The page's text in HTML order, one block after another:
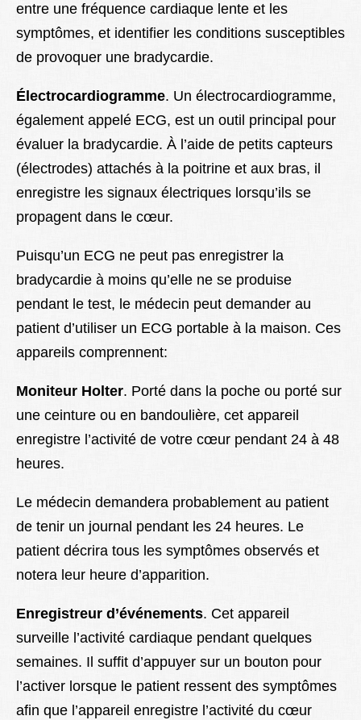
entre une fréquence cardiaque lente et les
symptômes, et identifier les conditions susceptibles
de provoquer une bradycardie.
Électrocardiogramme. Un électrocardiogramme,
également appelé ECG, est un outil principal pour
évaluer la bradycardie. À l’aide de petits capteurs
(électrodes) attachés à la poitrine et aux bras, il
enregistre les signaux électriques lorsqu’ils se
propagent dans le cœur.
Puisqu’un ECG ne peut pas enregistrer la
bradycardie à moins qu’elle ne se produise
pendant le test, le médecin peut demander au
patient d’utiliser un ECG portable à la maison. Ces
appareils comprennent:
Moniteur Holter. Porté dans la poche ou porté sur
une ceinture ou en bandoulière, cet appareil
enregistre l’activité de votre cœur pendant 24 à 48
heures.
Le médecin demandera probablement au patient
de tenir un journal pendant les 24 heures. Le
patient décrira tous les symptômes observés et
notera leur heure d’apparition.
Enregistreur d’événements. Cet appareil
surveille l’activité cardiaque pendant quelques
semaines. Il suffit d’appuyer sur un bouton pour
l’activer lorsque le patient ressent des symptômes
afin que l’appareil enregistre l’activité du cœur